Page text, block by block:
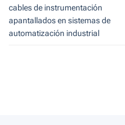
cables de instrumentación
apantallados en sistemas de
automatización industrial